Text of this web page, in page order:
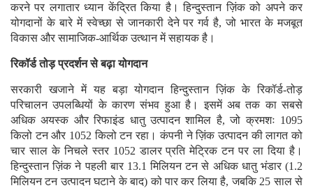
करने पर लगातार ध्यान केंद्रित किया है। हिन्दुस्तान ज़िंक को अपने कर
योगदानों के बारे में स्वेच्छा से जानकारी देने पर गर्व है, जो भारत के मजबूत
विकास और सामाजिक-आर्थिक उत्थान में सहायक है।
रिकॉर्ड तोड़ प्रदर्शन से बढ़ा योगदान
सरकारी खजाने में यह बड़ा योगदान हिन्दुस्तान ज़िंक के रिकॉर्ड-तोड़
परिचालन उपलब्धियों के कारण संभव हुआ है। इसमें अब तक का सबसे
अधिक अयस्क और रिफाइंड धातु उत्पादन शामिल है, जो क्रमशः 1095
किलो टन और 1052 किलो टन रहा। कंपनी ने ज़िंक उत्पादन की लागत को
चार साल के निचले स्तर 1052 डालर प्रति मेट्रिक टन पर ला दिया है।
हिन्दुस्तान ज़िंक ने पहली बार 13.1 मिलियन टन से अधिक धातु भंडार (1.2
मिलियन टन उत्पादन घटाने के बाद) को पार कर लिया है, जबकि 25 साल से